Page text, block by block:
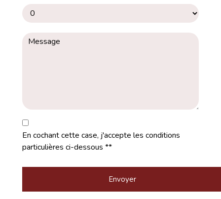
En cochant cette case, j'accepte les conditions
particulières ci-dessous **
Envoyer